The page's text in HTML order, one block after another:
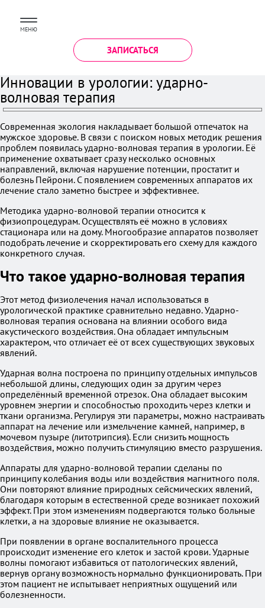
МЕНЮ
ЗАПИСАТЬСЯ
Инновации в урологии: ударно-
волновая терапия
Современная экология накладывает большой отпечаток на
мужское здоровье. В связи с поиском новых методик решения
проблем появилась ударно-волновая терапия в урологии. Её
применение охватывает сразу несколько основных
направлений, включая нарушение потенции, простатит и
болезнь Пейрони. С появлением современных аппаратов их
лечение стало заметно быстрее и эффективнее.
Методика ударно-волновой терапии относится к
физиопроцедурам. Осуществлять её можно в условиях
стационара или на дому. Многообразие аппаратов позволяет
подобрать лечение и скорректировать его схему для каждого
конкретного случая.
Что такое ударно-волновая терапия
Этот метод физиолечения начал использоваться в
урологической практике сравнительно недавно. Ударно-
волновая терапия основана на влиянии особого вида
акустического воздействия. Она обладает импульсным
характером, что отличает её от всех существующих звуковых
явлений.
Ударная волна построена по принципу отдельных импульсов
небольшой длины, следующих один за другим через
определённый временной отрезок. Она обладает высоким
уровнем энергии и способностью проходить через клетки и
ткани организма. Регулируя эти параметры, можно настраивать
аппарат на лечение или измельчение камней, например, в
мочевом пузыре (литотрипсия). Если снизить мощность
воздействия, можно получить стимуляцию вместо разрушения.
Аппараты для ударно-волновой терапии сделаны по
принципу колебания воды или воздействия магнитного поля.
Они повторяют влияние природных сейсмических явлений,
благодаря которым в естественной среде возникает похожий
эффект. При этом изменениям подвергаются только больные
клетки, а на здоровые влияние не оказывается.
При появлении в органе воспалительного процесса
происходит изменение его клеток и застой крови. Ударные
волны помогают избавиться от патологических явлений,
вернув органу возможность нормально функционировать. При
этом пациент не испытывает неприятных ощущений или
болезненности.